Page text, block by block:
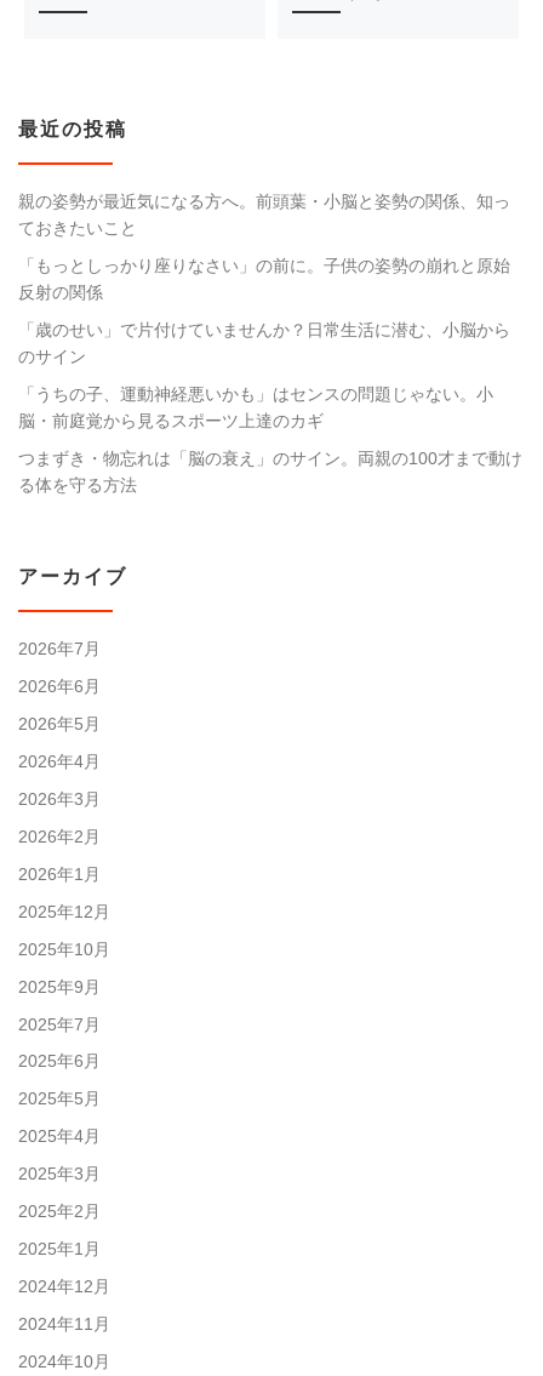
最近の投稿
親の姿勢が最近気になる方へ。前頭葉・小脳と姿勢の関係、知っ
ておきたいこと
「もっとしっかり座りなさい」の前に。子供の姿勢の崩れと原始
反射の関係
「歳のせい」で片付けていませんか？日常生活に潜む、小脳から
のサイン
「うちの子、運動神経悪いかも」はセンスの問題じゃない。小
脳・前庭覚から見るスポーツ上達のカギ
つまずき・物忘れは「脳の衰え」のサイン。両親の100才まで動け
る体を守る方法
アーカイブ
2026年7月
2026年6月
2026年5月
2026年4月
2026年3月
2026年2月
2026年1月
2025年12月
2025年10月
2025年9月
2025年7月
2025年6月
2025年5月
2025年4月
2025年3月
2025年2月
2025年1月
2024年12月
2024年11月
2024年10月